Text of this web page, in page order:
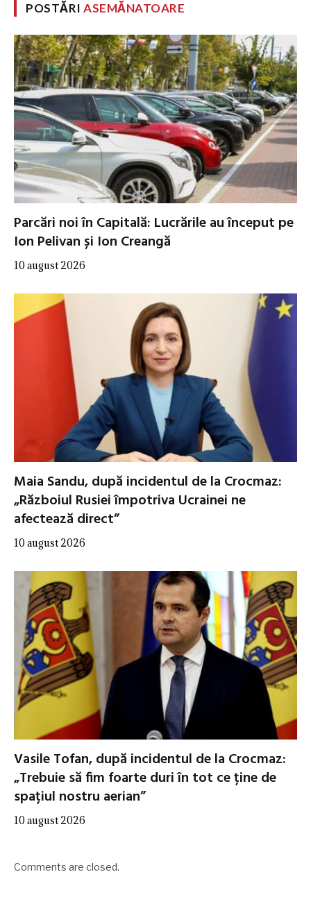
POSTĂRIASEMĂNATOARE
Parcări noi în Capitală: Lucrările au început pe
Ion Pelivan și Ion Creangă
10 august 2026
Maia Sandu, după incidentul de la Crocmaz:
„Războiul Rusiei împotriva Ucrainei ne
afectează direct”
10 august 2026
Vasile Tofan, după incidentul de la Crocmaz:
„Trebuie să fim foarte duri în tot ce ține de
spațiul nostru aerian”
10 august 2026
Comments are closed.